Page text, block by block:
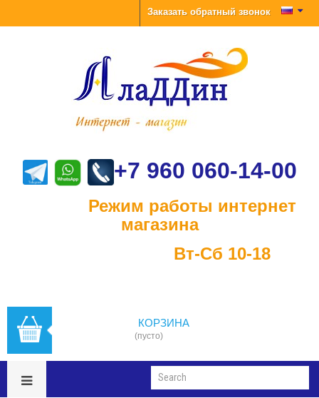
Заказать обратный звонок
+7 960 060-14-00
Режим работы интернет
магазина
Вт-Сб 10-18
КОРЗИНА
(пусто)